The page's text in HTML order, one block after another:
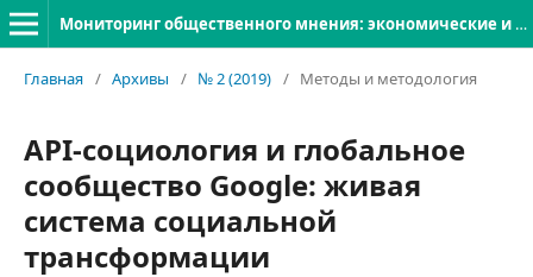
Мониторинг общественного мнения: экономические и социальные перемены
Главная / Архивы / № 2 (2019) / Методы и методология
API-социология и глобальное
сообщество Google: живая
система социальной
трансформации